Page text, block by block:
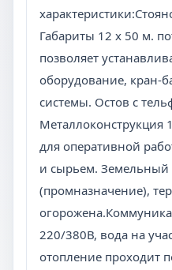
Габариты 12 х 50 м.
позволяет
оборудование, кран-
системы. Остов с
Металлоконструкция
для оперативной
и сырьем. Земельный
(промназначение),
220/380В, вода на
отопление проходит